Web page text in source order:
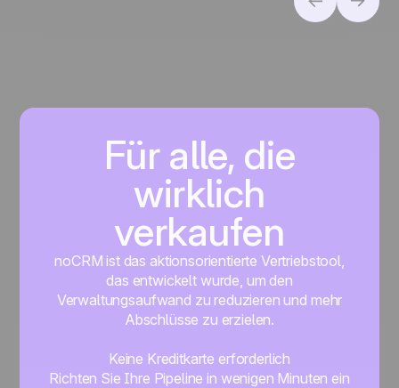
Für alle, die
wirklich
verkaufen
noCRM ist das aktionsorientierte Vertriebstool,
das entwickelt wurde, um den
Verwaltungsaufwand zu reduzieren und mehr
Abschlüsse zu erzielen.
Keine Kreditkarte erforderlich
Richten Sie Ihre Pipeline in wenigen Minuten ein